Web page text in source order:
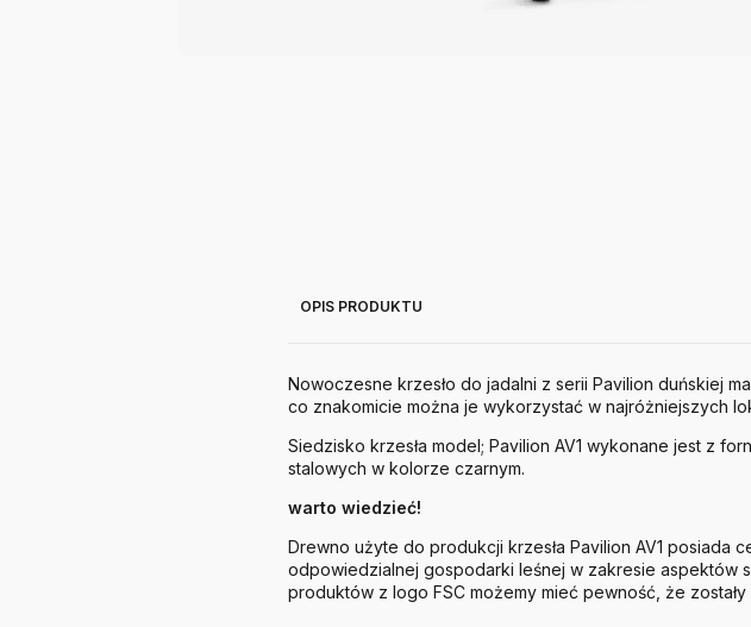
OPIS PRODUKTU
Nowoczesne krzesło do jadalni z serii Pavilion duńskiej
co znakomicie można je wykorzystać w najróżniejszych
Siedzisko krzesła model; Pavilion AV1 wykonane jest z
stalowych w kolorze czarnym.
warto wiedzieć!
Drewno użyte do produkcji krzesła Pavilion AV1 posiada
odpowiedzialnej gospodarki leśnej w zakresie aspektów
produktów z logo FSC możemy mieć pewność, że